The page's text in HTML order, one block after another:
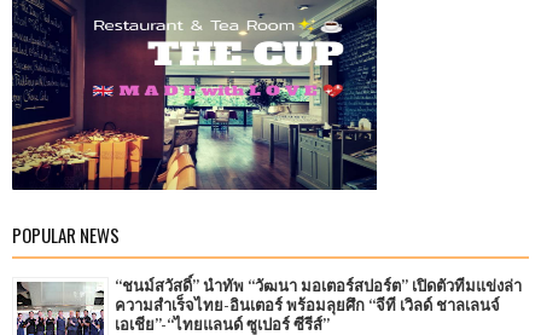
POPULAR NEWS
“ชนม์สวัสดิ์” นำทัพ “วัฒนา มอเตอร์สปอร์ต” เปิดตัวทีมแข่งล่า
ความสำเร็จไทย-อินเตอร์ พร้อมลุยศึก “จีที เวิลด์ ชาลเลนจ์
เอเชีย”-“ไทยแลนด์ ซูเปอร์ ซีรีส์”